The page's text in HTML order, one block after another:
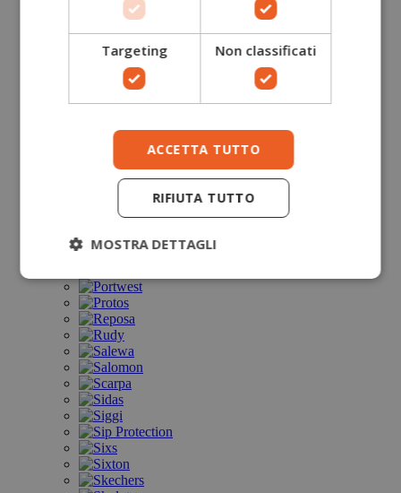
Targeting Non classificati
ACCETTA TUTTO
RIFIUTA TUTTO
MOSTRA DETTAGLI